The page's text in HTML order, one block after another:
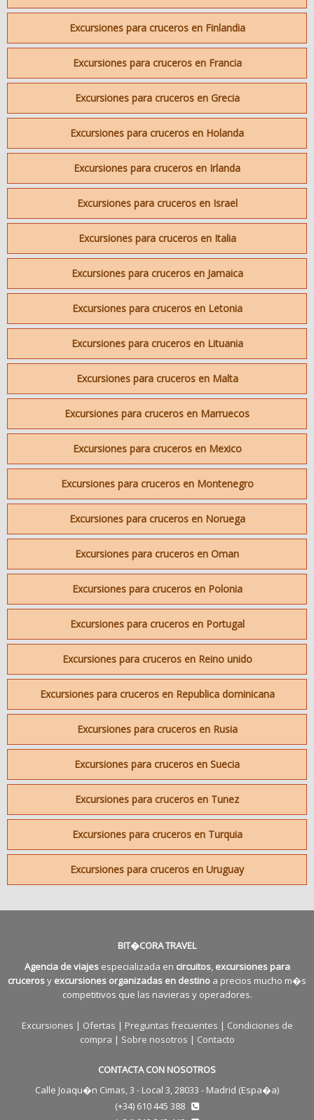
Excursiones para cruceros en Finlandia
Excursiones para cruceros en Francia
Excursiones para cruceros en Grecia
Excursiones para cruceros en Holanda
Excursiones para cruceros en Irlanda
Excursiones para cruceros en Israel
Excursiones para cruceros en Italia
Excursiones para cruceros en Jamaica
Excursiones para cruceros en Letonia
Excursiones para cruceros en Lituania
Excursiones para cruceros en Malta
Excursiones para cruceros en Marruecos
Excursiones para cruceros en Mexico
Excursiones para cruceros en Montenegro
Excursiones para cruceros en Noruega
Excursiones para cruceros en Oman
Excursiones para cruceros en Polonia
Excursiones para cruceros en Portugal
Excursiones para cruceros en Reino unido
Excursiones para cruceros en Republica dominicana
Excursiones para cruceros en Rusia
Excursiones para cruceros en Suecia
Excursiones para cruceros en Tunez
Excursiones para cruceros en Turquia
Excursiones para cruceros en Uruguay
BIT�CORA TRAVEL
Agencia de viajesespecializada en circuitos, excursiones para
crucerosy excursiones organizadas en destino a precios mucho m�s
competitivos que las navieras y operadores.
Excursiones | Ofertas | Preguntas frecuentes | Condiciones de
compra | Sobre nosotros | Contacto
CONTACTA CON NOSOTROS
Calle Joaqu�n Cimas, 3 - Local 3, 28033 - Madrid (Espa�a)
(+34) 610 445 388